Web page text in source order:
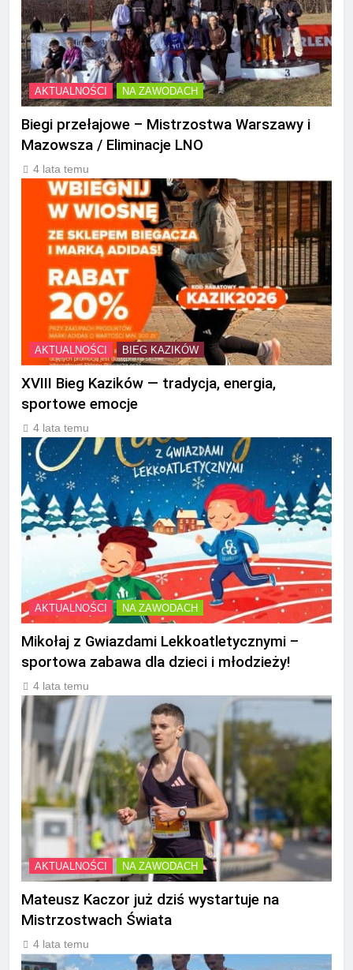
AKTUALNOŚCI NA ZAWODACH
Biegi przełajowe – Mistrzostwa Warszawy i
Mazowsza / Eliminacje LNO
4 lata temu
AKTUALNOŚCI BIEG KAZIKÓW
XVIII Bieg Kazików — tradycja, energia,
sportowe emocje
4 lata temu
AKTUALNOŚCI NA ZAWODACH
Mikołaj z Gwiazdami Lekkoatletycznymi –
sportowa zabawa dla dzieci i młodzieży!
4 lata temu
AKTUALNOŚCI NA ZAWODACH
Mateusz Kaczor już dziś wystartuje na
Mistrzostwach Świata
4 lata temu